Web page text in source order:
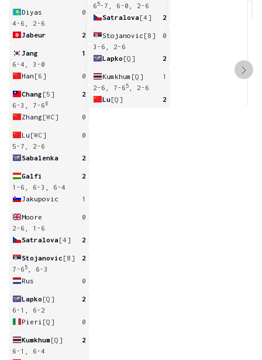
Diyas
0
4-6, 2-6
Jabeur
2
Jang
1
6-4, 3-0
Han [6] 0
Chang [5]
2
6-3, 7-6 6
Zhang[WC] 0
Lu [WC]
0
5-7, 2-6
Sabalenka
2
Galfi
2
1-6, 6-3, 6-4
Jakupovic
1
Moore
0
2-6, 1-6
Satralova[4] 2
Stojanovic [8]
2
7-6 5
, 6-3
Rus
0
Lapko [Q]
2
6-1, 6-2
Pieri [Q] 0
Kumkhum[Q]
2
6-1, 6-4
6 5-7, 6-0, 2-6
Satralova[4] 2
Stojanovic [8]
0
3-6, 2-6
Lapko [Q] 2
Kumkhum [Q]
1
2-6, 7-6 5
, 2-6
Lu[Q] 2